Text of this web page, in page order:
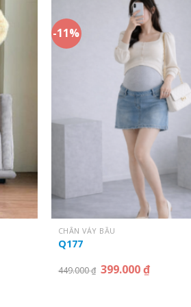
-11%
CHÂN VÁY BẦU
Q177
449.000₫ 399.000₫